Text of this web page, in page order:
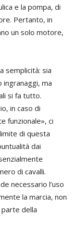
e la pompa, di
Pertanto, in
un solo motore,
semplicità: sia
ma
si fa tutto.
in caso di
funzionale», ci
di questa
dai
di cavalli.
necessario l’uso
la marcia, non
della